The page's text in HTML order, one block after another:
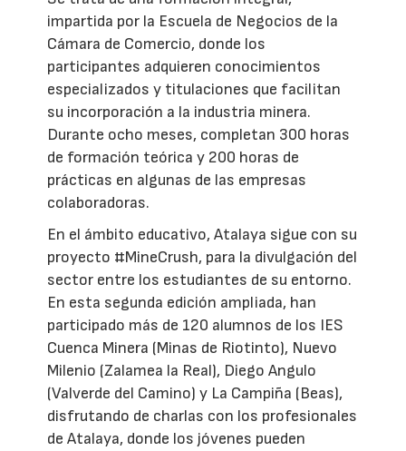
impartida por la Escuela de Negocios de la
Cámara de Comercio, donde los
participantes adquieren conocimientos
especializados y titulaciones que facilitan
su incorporación a la industria minera.
Durante ocho meses, completan 300 horas
de formación teórica y 200 horas de
prácticas en algunas de las empresas
colaboradoras.
En el ámbito educativo, Atalaya sigue con su
proyecto #MineCrush, para la divulgación del
sector entre los estudiantes de su entorno.
En esta segunda edición ampliada, han
participado más de 120 alumnos de los IES
Cuenca Minera (Minas de Riotinto), Nuevo
Milenio (Zalamea la Real), Diego Angulo
(Valverde del Camino) y La Campiña (Beas),
disfrutando de charlas con los profesionales
de Atalaya, donde los jóvenes pueden